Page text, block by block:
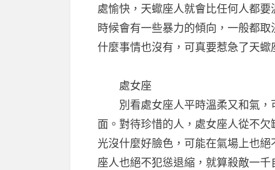
處愉快，天蠍座人就會比任何人都
時候會有一些暴力的傾向，一般都
什麼事情也沒有，可真要惹急了天
處女座
別看處女座人平時溫柔又和氣，
面。對待珍惜的人，處女座人從不
光沒什麼好臉色，可能在氣場上也
座人也絕不犯慫退縮，就算殺敵一